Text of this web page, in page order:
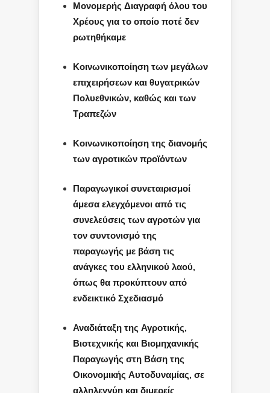
Μονομερής Διαγραφή όλου του
Χρέους για το οποίο ποτέ δεν
ρωτηθήκαμε
Κοινωνικοποίηση των μεγάλων
επιχειρήσεων και θυγατρικών
Πολυεθνικών, καθώς και των
Τραπεζών
Κοινωνικοποίηση της διανομής
των αγροτικών προϊόντων
Παραγωγικοί συνεταιρισμοί
άμεσα ελεγχόμενοι από τις
συνελεύσεις των αγροτών για
τον συντονισμό της
παραγωγής με βάση τις
ανάγκες του ελληνικού λαού,
όπως θα προκύπτουν από
ενδεικτικό Σχεδιασμό
Αναδιάταξη της Αγροτικής,
Βιοτεχνικής και Βιομηχανικής
Παραγωγής στη Βάση της
Οικονομικής Αυτοδυναμίας, σε
αλληλεγγύη και διμερείς